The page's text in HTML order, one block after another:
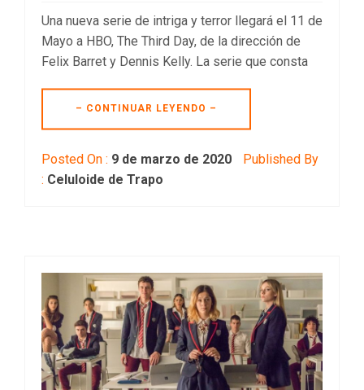
Una nueva serie de intriga y terror llegará el 11 de
Mayo a HBO, The Third Day, de la dirección de
Felix Barret y Dennis Kelly. La serie que consta
– CONTINUAR LEYENDO –
Posted On : 9 de marzo de 2020
Published By
: Celuloide de Trapo